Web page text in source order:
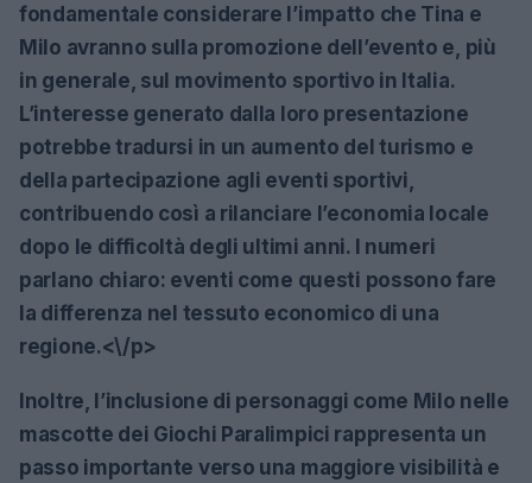
fondamentale considerare l’impatto che Tina e
Milo avranno sulla promozione dell’evento e, più
in generale, sul movimento sportivo in Italia.
L’interesse generato dalla loro presentazione
potrebbe tradursi in un aumento del turismo e
della partecipazione agli eventi sportivi,
contribuendo così a rilanciare l’economia locale
dopo le difficoltà degli ultimi anni. I numeri
parlano chiaro: eventi come questi possono fare
la differenza nel tessuto economico di una
regione.<\/p>
Inoltre, l’inclusione di personaggi come Milo nelle
mascotte dei Giochi Paralimpici rappresenta un
passo importante verso una maggiore visibilità e